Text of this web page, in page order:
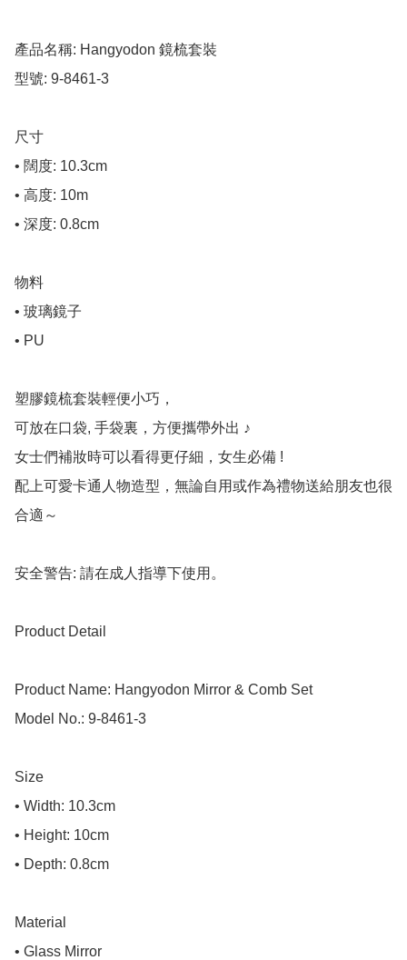
產品名稱: Hangyodon 鏡梳套裝
型號: 9-8461-3
尺寸
• 闊度: 10.3cm
• 高度: 10m
• 深度: 0.8cm
物料
• 玻璃鏡子
• PU
塑膠鏡梳套裝輕便小巧，
可放在口袋, 手袋裏，方便攜帶外出 ♪
女士們補妝時可以看得更仔細，女生必備 !
配上可愛卡通人物造型，無論自用或作為禮物送給朋友也很
合適～
安全警告: 請在成人指導下使用。
Product Detail
Product Name: Hangyodon Mirror & Comb Set
Model No.: 9-8461-3
Size
• Width: 10.3cm
• Height: 10cm
• Depth: 0.8cm
Material
• Glass Mirror